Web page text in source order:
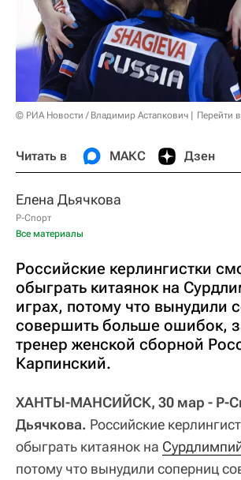
© РИА Новости / Владимир Астапкович Перейти
Читать в МАКС Дзен
Елена Дьячкова
Р-Спорт
Все материалы
Российские керлингистки
обыграть китаянок на
играх, потому что вынудили
совершить больше ошибок,
тренер женской сборной
Карпинский.
ХАНТЫ-МАНСИЙСК, 30 мар - Р-
Дьячкова. Российские
обыграть китаянок на
потому что вынудили соперниц